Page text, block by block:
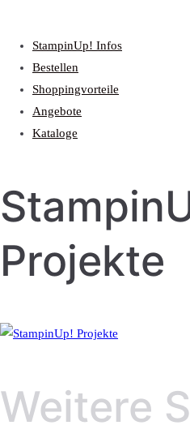
StampinUp! Infos
Bestellen
Shoppingvorteile
Angebote
Kataloge
Projekte
Weitere